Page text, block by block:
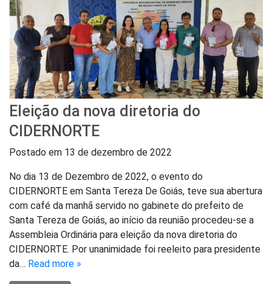
Eleição da nova diretoria do
CIDERNORTE
Postado em 13 de dezembro de 2022
No dia 13 de Dezembro de 2022, o evento do
CIDERNORTE em Santa Tereza De Goiás, teve sua abertura
com café da manhã servido no gabinete do prefeito de
Santa Tereza de Goiás, ao início da reunião procedeu-se a
Assembleia Ordinária para eleição da nova diretoria do
CIDERNORTE. Por unanimidade foi reeleito para presidente
da… Read more »